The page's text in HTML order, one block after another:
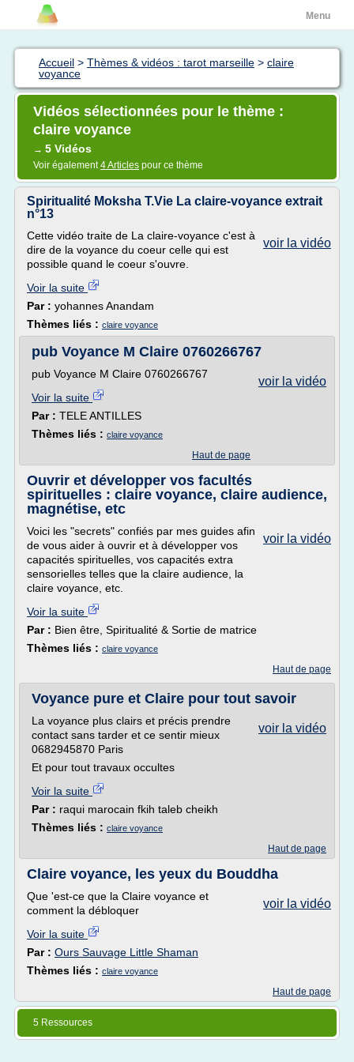
Menu
Accueil > Thèmes & vidéos : tarot marseille > claire
voyance
Vidéos sélectionnées pour le thème :
claire voyance
→ 5 Vidéos
Voir également4 Articles pour ce thème
Spiritualité Moksha T.Vie La claire-voyance extrait
n°13
voir la vidéo
Cette vidéo traite de La claire-voyance c'est à
dire de la voyance du coeur celle qui est
possible quand le coeur s'ouvre.
Voir la suite
Par : yohannes Anandam
Thèmes liés : claire voyance
pub Voyance M Claire 0760266767
voir la vidéo
pub Voyance M Claire 0760266767
Voir la suite
Par : TELE ANTILLES
Thèmes liés : claire voyance
Haut de page
Ouvrir et développer vos facultés
spirituelles : claire voyance, claire audience,
magnétise, etc
voir la vidéo
Voici les "secrets" confiés par mes guides afin
de vous aider à ouvrir et à développer vos
capacités spirituelles, vos capacités extra
sensorielles telles que la claire audience, la
claire voyance, etc.
Voir la suite
Par : Bien être, Spiritualité & Sortie de matrice
Thèmes liés : claire voyance
Haut de page
Voyance pure et Claire pour tout savoir
voir la vidéo
La voyance plus clairs et précis prendre
contact sans tarder et ce sentir mieux
0682945870 Paris
Et pour tout travaux occultes
Voir la suite
Par : raqui marocain fkih taleb cheikh
Thèmes liés : claire voyance
Haut de page
Claire voyance, les yeux du Bouddha
voir la vidéo
Que 'est-ce que la Claire voyance et
comment la débloquer
Voir la suite
Par : Ours Sauvage Little Shaman
Thèmes liés : claire voyance
Haut de page
5 Ressources